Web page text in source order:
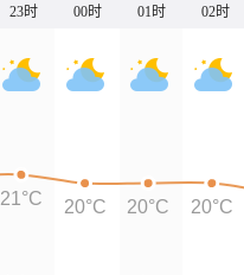
23时 00时 01时 02时
21°C 20°C 20°C 20°C